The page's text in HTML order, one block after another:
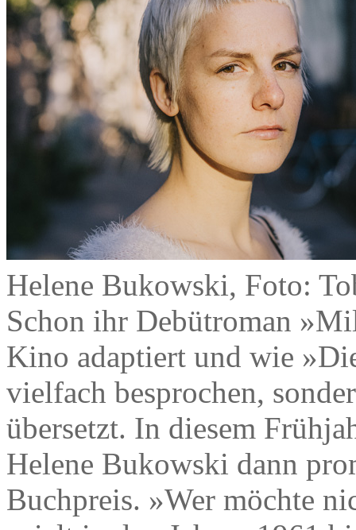
Helene Bukowski, Foto:
Schon ihr Debütroman
Kino adaptiert und wie
vielfach besprochen,
übersetzt. In diesem
Helene Bukowski dann
Buchpreis. »Wer möchte